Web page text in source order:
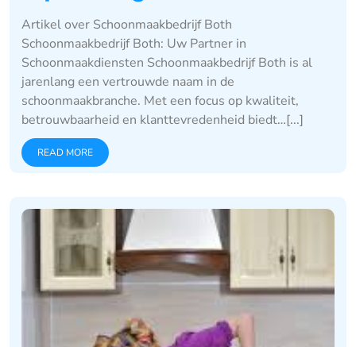
Artikel over Schoonmaakbedrijf Both
Schoonmaakbedrijf Both: Uw Partner in
Schoonmaakdiensten Schoonmaakbedrijf Both is al
jarenlang een vertrouwde naam in de
schoonmaakbranche. Met een focus op kwaliteit,
betrouwbaarheid en klanttevredenheid biedt…[...]
READ MORE